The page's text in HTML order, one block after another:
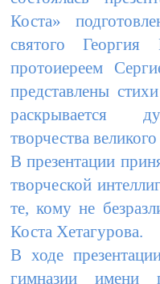
Коста»
святого Георгия
протоиереем
представлены
раскрывается
творчества
В презентации
творческой
те, кому не
Коста Хетагурова.
В ходе
гимназии имени